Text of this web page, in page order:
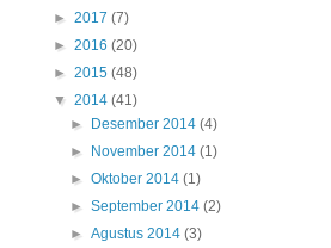
► 2017 (7)
► 2016 (20)
► 2015 (48)
▼ 2014 (41)
►
Desember 2014(4)
►
November 2014(1)
►Oktober 2014(1)
►September 2014(2)
►Agustus 2014(3)